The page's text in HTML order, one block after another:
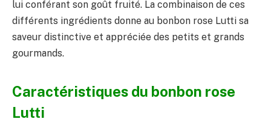
lui conférant son goût fruité. La combinaison de ces
différents ingrédients donne au bonbon rose Lutti sa
saveur distinctive et appréciée des petits et grands
gourmands.
Caractéristiques du bonbon rose
Lutti